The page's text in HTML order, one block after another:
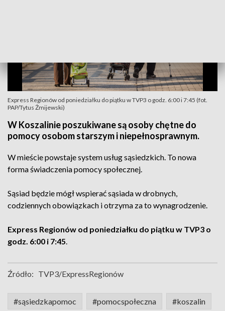
Express Regionów od poniedziałku do piątku w TVP3 o godz. 6:00 i 7:45 (fot.
PAP/Tytus Żmijewski)
W Koszalinie poszukiwane są osoby chętne do
pomocy osobom starszym i niepełnosprawnym.
W mieście powstaje system usług sąsiedzkich. To nowa
forma świadczenia pomocy społecznej.
Sąsiad będzie mógł wspierać sąsiada w drobnych,
codziennych obowiązkach i otrzyma za to wynagrodzenie.
Express Regionów od poniedziałku do piątku w TVP3 o
godz. 6:00 i 7:45.
Źródło: TVP3/ExpressRegionów
#sąsiedzkapomoc #pomocspołeczna #koszalin